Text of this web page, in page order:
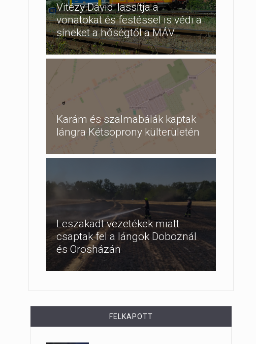
Vitézy Dávid: lassítja a
vonatokat és festéssel is védi a
síneket a hőségtől a MÁV
Karám és szalmabálák kaptak
lángra Kétsoprony külterületén
Leszakadt vezetékek miatt
csaptak fel a lángok Doboznál
és Orosházán
FELKAPOTT